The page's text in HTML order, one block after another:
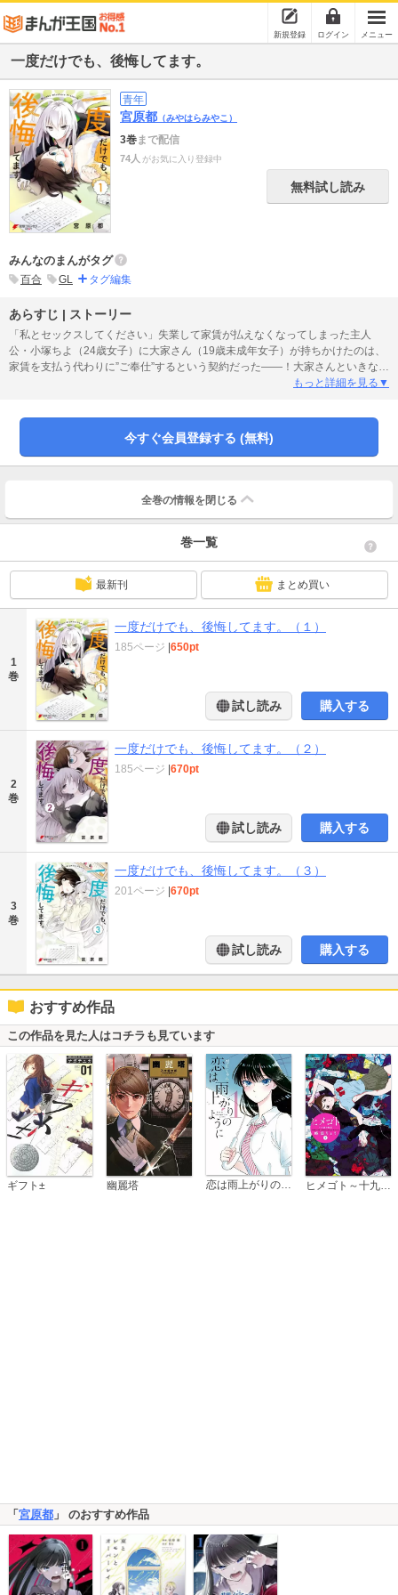
新規登録 ログイン メニュー
一度だけでも、後悔してます。
青年
宮原都 （みやはらみやこ）
3巻まで配信
74人 がお気に入り登録中
無料試し読み
みんなのまんがタグ
百合 GL タグ編集
あらすじ | ストーリー
「私とセックスしてください」失業して家賃が払えなくなってしまった主人
公・小塚ちよ（24歳女子）に大家さん（19歳未成年女子）が持ちかけたのは、
家賃を支払う代わりに”ご奉仕”するという契約だった――！大家さんといきなり
一夜の関係を持ってしまった小塚は、そのままなし崩し的に彼女と同居するこ
もっと詳細を見る▼
今すぐ会員登録する (無料)
全巻の情報を 閉じる
巻一覧
最新刊 まとめ買い
1
巻
一度だけでも、後悔してます。（１）
185ページ 650pt
試し読み 購入する
2
巻
一度だけでも、後悔してます。（２）
185ページ 670pt
試し読み 購入する
3
巻
一度だけでも、後悔してます。（３）
201ページ 670pt
試し読み 購入する
おすすめ作品
この作品を見た人はコチラも見ています
ギフト± 幽麗塔 恋は雨上がりのように
「 宮原都 」 のおすすめ作品